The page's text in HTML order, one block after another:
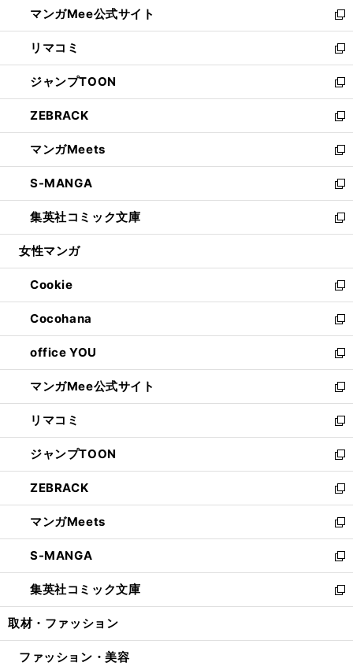
く
ド
ウ
で
開
く
ィ
ン
ド
ウ
で
開
く
い
ウ
ィ
ン
ド
ウ
で
開
く
マンガMee公式サイト
新
し
い
ウ
ィ
ン
ド
ウ
で
開
く
リマコミ
新
し
い
ウ
ィ
ン
ド
ウ
で
開
く
ジャンプTOON
新
し
い
ウ
ィ
ン
ド
ウ
で
開
ZEBRACK
新
し
い
ウ
ィ
ン
ド
ウ
開
く
マンガMeets
新
し
い
ウ
ィ
ン
ウ
で
開
く
S-MANGA
新
し
い
ウ
ン
ド
ウ
で
開
く
集英社コミック文庫
新
し
ウ
ィ
ン
ド
ウ
で
開
く
女性マンガ
Cookie
新
し
い
ウ
ィ
ン
ド
ウ
で
開
く
Cocohana
新
し
い
ウ
ィ
ン
ド
ウ
で
開
く
office YOU
新
し
い
ウ
ィ
ン
ド
ウ
で
開
く
マンガMee公式サイト
新
し
い
ウ
ィ
ン
ド
ウ
で
開
く
リマコミ
新
し
い
ウ
ィ
ン
ド
ウ
で
開
く
ジャンプTOON
新
し
い
ウ
ィ
ン
ド
ウ
で
開
ZEBRACK
新
し
い
ウ
ィ
ン
ド
ウ
開
マンガMeets
新
し
い
ウ
ィ
ン
ウ
S-MANGA
新
し
い
ウ
ン
集英社コミック文庫
新
し
ウ
取材・ファッション
ファッション・美容